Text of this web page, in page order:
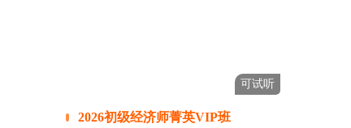
可试听
2026初级经济师菁英VIP班